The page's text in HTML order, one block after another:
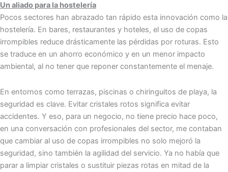
Un aliado para la hostelería
Pocos sectores han abrazado tan rápido esta innovación como la
hostelería. En bares, restaurantes y hoteles, el uso de copas
irrompibles reduce drásticamente las pérdidas por roturas. Esto
se traduce en un ahorro económico y en un menor impacto
ambiental, al no tener que reponer constantemente el menaje.
En entornos como terrazas, piscinas o chiringuitos de playa, la
seguridad es clave. Evitar cristales rotos significa evitar
accidentes. Y eso, para un negocio, no tiene precio hace poco,
en una conversación con profesionales del sector, me contaban
que cambiar al uso de copas irrompibles no solo mejoró la
seguridad, sino también la agilidad del servicio. Ya no había que
parar a limpiar cristales o sustituir piezas rotas en mitad de la